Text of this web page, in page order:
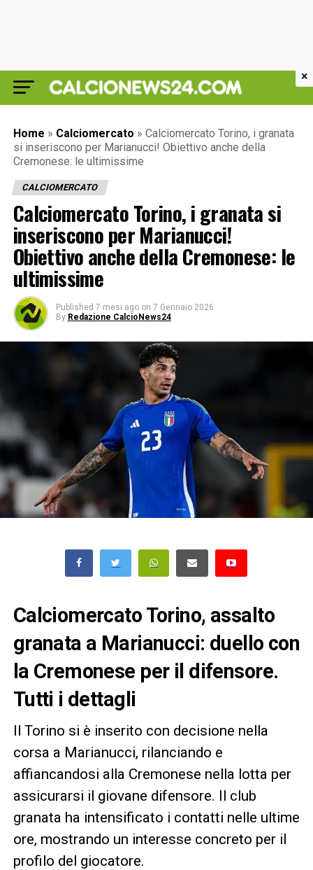
Home » Calciomercato » Calciomercato Torino, i granata
si inseriscono per Marianucci! Obiettivo anche della
Cremonese: le ultimissime
CALCIOMERCATO
Calciomercato Torino, i granata si
inseriscono per Marianucci!
Obiettivo anche della Cremonese: le
ultimissime
Published 7 mesi ago on 7 Gennaio 2026
By Redazione CalcioNews24
Calciomercato Torino, assalto
granata a Marianucci: duello con
la Cremonese per il difensore.
Tutti i dettagli
Il Torino si è inserito con decisione nella
corsa a Marianucci, rilanciando e
affiancandosi alla Cremonese nella lotta per
assicurarsi il giovane difensore. Il club
granata ha intensificato i contatti nelle ultime
ore, mostrando un interesse concreto per il
profilo del giocatore.
×